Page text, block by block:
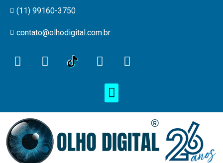
(11) 99160-3750
contato@olhodigital.com.br